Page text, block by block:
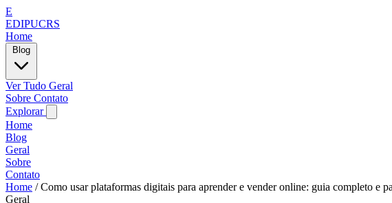
E
EDIPUCRS
Home
Ver Tudo Geral
Sobre Contato
Explorar
Home
Blog
Geral
Sobre
Contato
Home / Como usar plataformas digitais para aprender e vender online: guia completo e
Geral